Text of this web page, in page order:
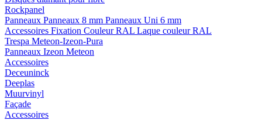
Rockpanel
Panneaux Panneaux 8 mm Panneaux Uni 6 mm
Accessoires Fixation Couleur RAL Laque couleur RAL
Trespa Meteon-Izeon-Pura
Panneaux Izeon Meteon
Accessoires
Deceuninck
Deeplas
Muurvinyl
Façade
Accessoires